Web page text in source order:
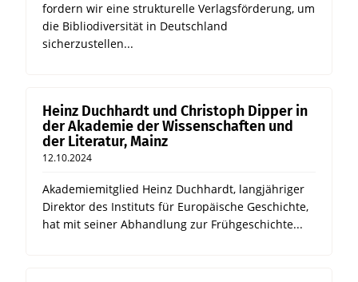
fordern wir eine strukturelle Verlagsförderung, um
die Bibliodiversität in Deutschland
sicherzustellen...
Heinz Duchhardt und Christoph Dipper in
der Akademie der Wissenschaften und
der Literatur, Mainz
12.10.2024
Akademiemitglied Heinz Duchhardt, langjähriger
Direktor des Instituts für Europäische Geschichte,
hat mit seiner Abhandlung zur Frühgeschichte...